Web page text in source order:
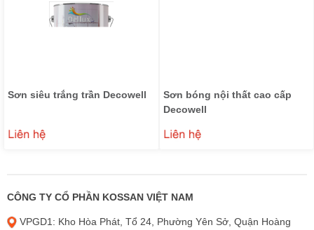
Sơn siêu trắng trần Decowell
0₫
Sơn bóng nội thất cao cấp
Decowell
0₫
CÔNG TY CỔ PHẦN KOSSAN VIỆT NAM
VPGD1: Kho Hòa Phát, Tổ 24, Phường Yên Sở, Quận Hoàng